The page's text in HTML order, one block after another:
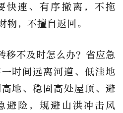
快速、有序撤离，不拖
物，不擅自返回。
移不及时怎么办？省应急
时间远离河道、低洼地
地、稳固高处屋顶、避
避险，规避山洪冲击风